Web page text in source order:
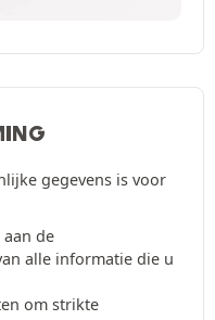
gegevens is voor
de
alle informatie die u
om strikte